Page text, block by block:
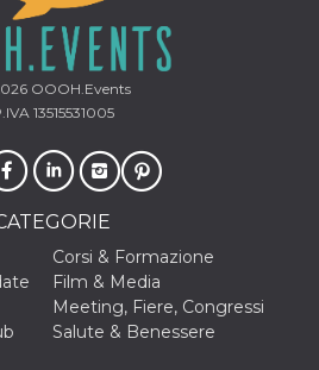
OOOH.Events
13515531005
Corsi & Formazione
Film & Media
Meeting, Fiere, Congressi
Salute & Benessere